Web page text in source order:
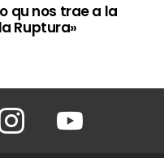
qu nos trae a la
Ruptura»
Instagram